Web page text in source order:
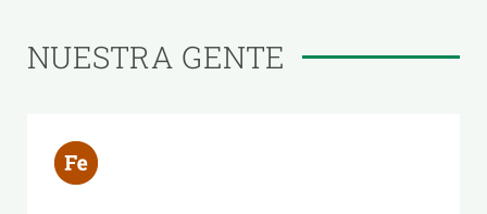
NUESTRA GENTE